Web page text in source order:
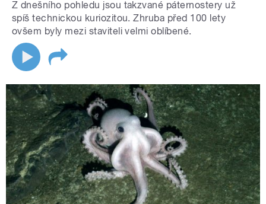
Z dnešního pohledu jsou takzvané páternostery už
spíš technickou kuriozitou. Zhruba před 100 lety
ovšem byly mezi staviteli velmi oblíbené.